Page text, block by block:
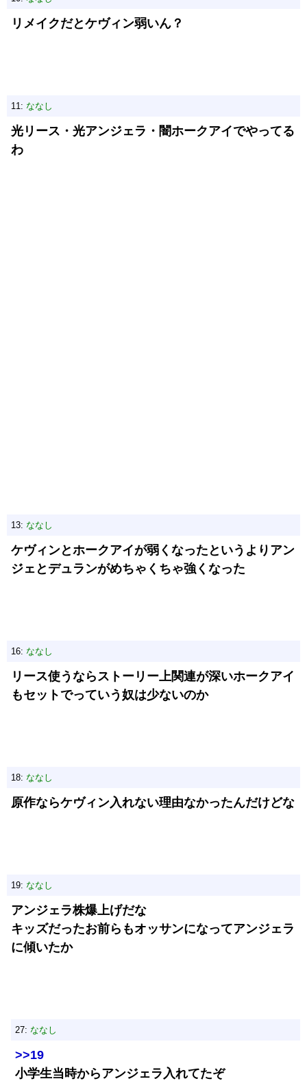
リメイクだとケヴィン弱いん？
11: ななし
光リース・光アンジェラ・闇ホークアイでやってる
わ
13: ななし
ケヴィンとホークアイが弱くなったというよりアン
ジェとデュランがめちゃくちゃ強くなった
16: ななし
リース使うならストーリー上関連が深いホークアイ
もセットでっていう奴は少ないのか
18: ななし
原作ならケヴィン入れない理由なかったんだけどな
19: ななし
アンジェラ株爆上げだな
キッズだったお前らもオッサンになってアンジェラ
に傾いたか
27: ななし
>>19
小学生当時からアンジェラ入れてたぞ